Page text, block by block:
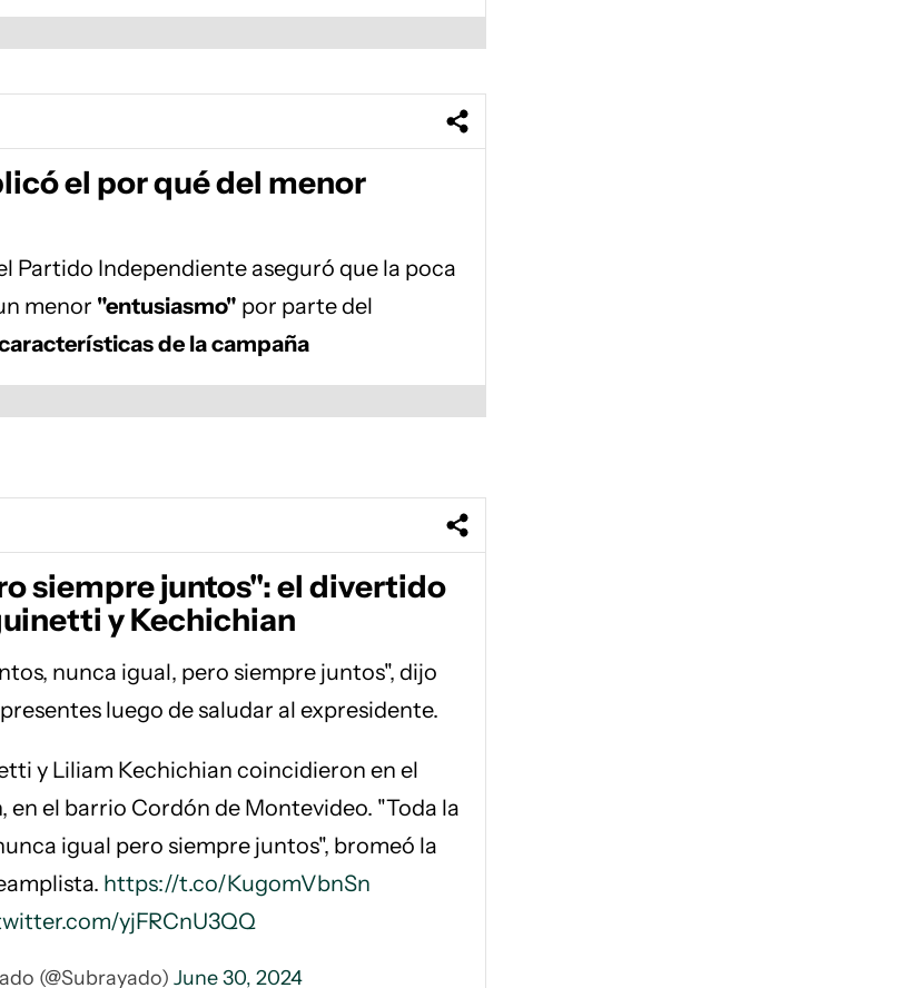
el por qué del menor
Partido Independiente aseguró que la poca
menor "entusiasmo" por parte del
de la campaña
siempre juntos": el divertido
y Kechichian
nunca igual, pero siempre juntos", dijo
luego de saludar al expresidente.
y Liliam Kechichian coincidieron en el
en el barrio Cordón de Montevideo. "Toda la
igual pero siempre juntos", bromeó la
https://t.co/KugomVbnSn
yjFRCnU3QQ
(@Subrayado)June 30, 2024